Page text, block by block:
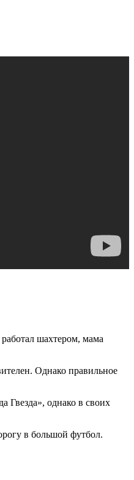
шахтером, мама
Однако правильное
Гвезда», однако в своих
в большой футбол.